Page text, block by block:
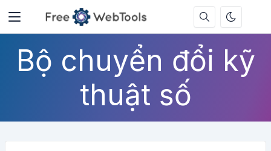
Bộ chuyển đổi kỹ
thuật số